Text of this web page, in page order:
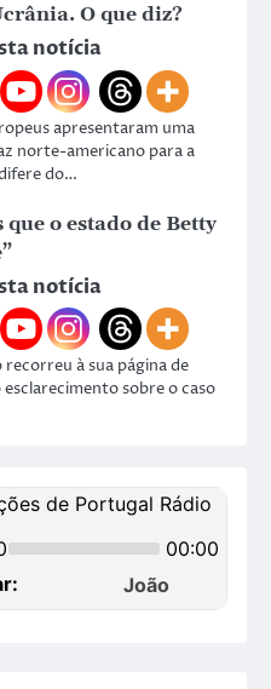
O que diz?
notícia
apresentaram uma
norte-americano para a
do…
o estado de Betty
notícia
à sua página de
sobre o caso